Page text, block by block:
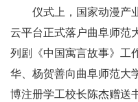
仪式上，国家动漫产业
云平台正式落户曲阜师范
列剧《中国寓言故事》工
华、杨贺善向曲阜师范大
博注册学工校长陈杰赠送